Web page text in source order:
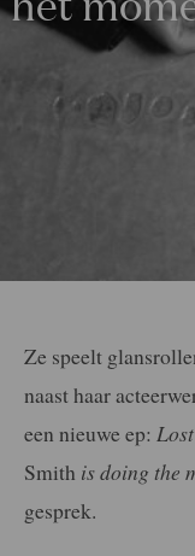
Ze speelt
naast haar
een nieuwe ep:
Smith is doing the
gesprek.